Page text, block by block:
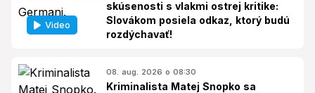
Video
skúsenosti s vlakmi ostrej kritike:
Slovákom posiela odkaz, ktorý budú
rozdýchavať!
08. aug. 2026 o 08:30
Kriminalista Matej Snopko sa